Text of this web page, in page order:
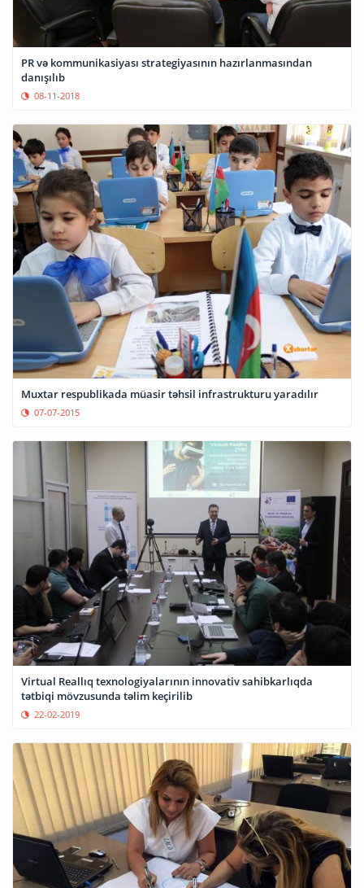
PR və kommunikasiyası strategiyasının hazırlanmasından
danışılıb
08-11-2018
Muxtar respublikada müasir təhsil infrastrukturu yaradılır
07-07-2015
Virtual Reallıq texnologiyalarının innovativ sahibkarlıqda
tətbiqi mövzusunda təlim keçirilib
22-02-2019